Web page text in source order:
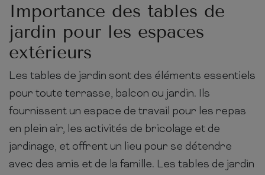
Importance des tables de
jardin pour les espaces
extérieurs
Les tables de jardin sont des éléments essentiels
pour toute terrasse, balcon ou jardin. Ils
fournissent un espace de travail pour les repas
en plein air, les activités de bricolage et de
jardinage, et offrent un lieu pour se détendre
avec des amis et de la famille. Les tables de jardin